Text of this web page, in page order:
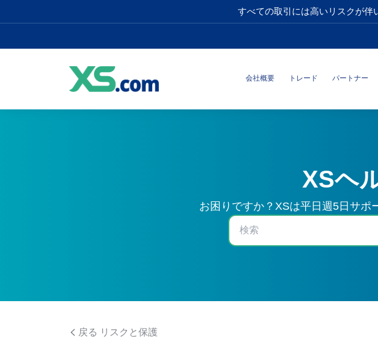
すべての取引には高いリスクが伴
会社概要 トレード パートナー
XSヘ
お困りですか？XSは平日週5日サポ
戻る リスクと保護